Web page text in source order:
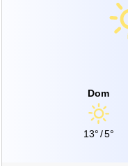
Dom
13°/5°